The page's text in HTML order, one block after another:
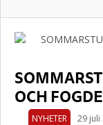
OCH
NYHETER 29 juli